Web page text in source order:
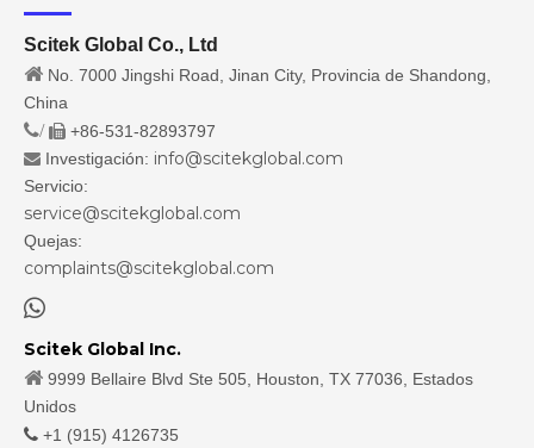
Scitek Global Co., Ltd
 No. 7000 Jingshi Road, Jinan City, Provincia de Shandong,
China
/  +86-531-82893797
 Investigación: info@scitekglobal.com
Servicio:
service@scitekglobal.com
Quejas:
complaints@scitekglobal.com

Scitek Global Inc.
 9999 Bellaire Blvd Ste 505, Houston, TX 77036, Estados
Unidos
 +1 (915) 4126735